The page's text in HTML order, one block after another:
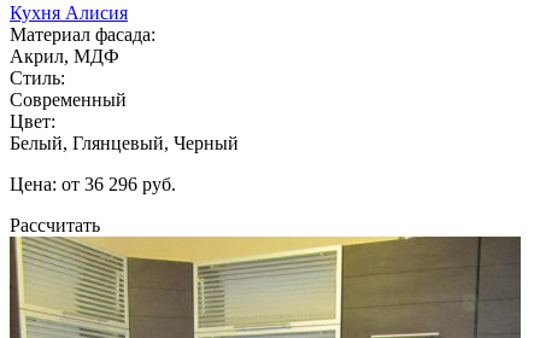
Кухня Алисия
Материал фасада:
Акрил, МДФ
Стиль:
Современный
Цвет:
Белый, Глянцевый, Черный
Цена: от 36 296 руб.
Рассчитать